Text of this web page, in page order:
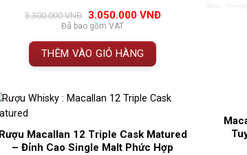
đánh giá
3.300.000VNĐ
Giá
gốc
là:
3.300.000 VNĐ.
3.050.000 VNĐGiá
Đã bao gồm VAT
THÊM VÀO GIỎ HÀNG
Rượu Macallan 12 Triple Cask Matured
– Đỉnh Cao Single Malt Phức Hợp